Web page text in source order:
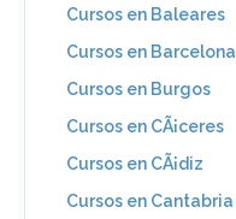
Cursos en Baleares
Cursos en Barcelona
Cursos en Burgos
Cursos en CÃ¡ceres
Cursos en CÃ¡diz
Cursos en Cantabria